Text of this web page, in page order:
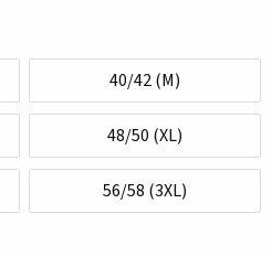
40/42 (M)
48/50 (XL)
56/58 (3XL)